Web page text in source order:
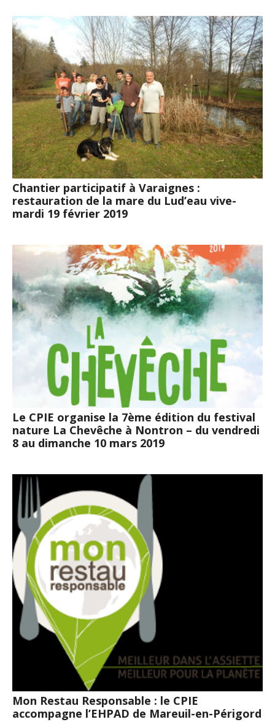
Chantier participatif à Varaignes :
restauration de la mare du Lud’eau vive-
mardi 19 février 2019
Le CPIE organise la 7ème édition du festival
nature La Chevêche à Nontron – du vendredi
8 au dimanche 10 mars 2019
Mon Restau Responsable : le CPIE
accompagne l’EHPAD de Mareuil-en-Périgord